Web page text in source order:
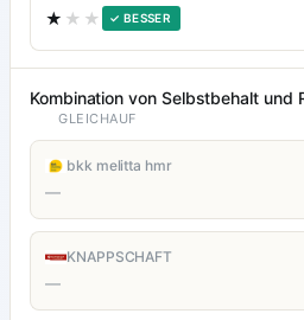
★ ★★ ✓ BESSER
Kombination von Selbstbehalt und
GLEICHAUF
bkk melitta hmr
—
KNAPPSCHAFT
—